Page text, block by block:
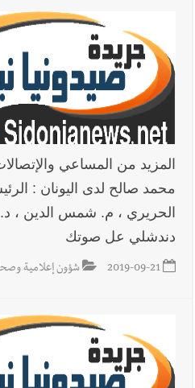
المزيد من المساعي
محمد صالح لدى اليونان :
الحريري ، م. شمس الدين ،
دندشلي عل صوتك
2019-09-21 شؤون إعلامية